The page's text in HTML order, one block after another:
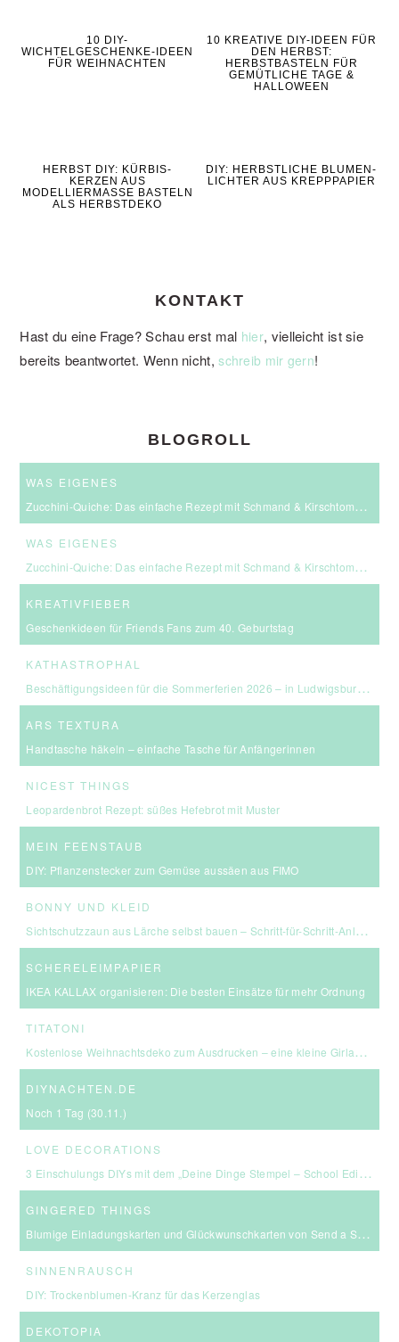
10 DIY-
WICHTELGESCHENKE-IDEEN
FÜR WEIHNACHTEN
10 KREATIVE DIY-IDEEN FÜR
DEN HERBST:
HERBSTBASTELN FÜR
GEMÜTLICHE TAGE &
HALLOWEEN
HERBST DIY: KÜRBIS-
KERZEN AUS
MODELLIERMASSE BASTELN
ALS HERBSTDEKO
DIY: HERBSTLICHE BLUMEN-
LICHTER AUS KREPPPAPIER
KONTAKT
Hast du eine Frage? Schau erst mal hier, vielleicht ist sie
bereits beantwortet. Wenn nicht,schreib mir gern!
BLOGROLL
WAS EIGENES
Zucchini-Quiche: Das einfache Rezept mit Schmand & Kirschtomaten
WAS EIGENES
Zucchini-Quiche: Das einfache Rezept mit Schmand & Kirschtomaten
KREATIVFIEBER
Geschenkideen für Friends Fans zum 40. Geburtstag
KATHASTROPHAL
Beschäftigungsideen für die Sommerferien 2026 – in Ludwigsburg, Stuttgart & Umgebung
ARS TEXTURA
Handtasche häkeln – einfache Tasche für Anfängerinnen
NICEST THINGS
Leopardenbrot Rezept: süßes Hefebrot mit Muster
MEIN FEENSTAUB
DIY: Pflanzenstecker zum Gemüse aussäen aus FIMO
BONNY UND KLEID
Sichtschutzzaun aus Lärche selbst bauen – Schritt-für-Schritt-Anleitung & Kosten
SCHERELEIMPAPIER
IKEA KALLAX organisieren: Die besten Einsätze für mehr Ordnung
TITATONI
Kostenlose Weihnachtsdeko zum Ausdrucken – eine kleine Girlande für euer Zuhause ☆
DIYNACHTEN.DE
Noch 1 Tag (30.11.)
LOVE DECORATIONS
3 Einschulungs DIYs mit dem „Deine Dinge Stempel – School Edition“ #BackToSchool + Gewinnspiel
GINGERED THINGS
Blumige Einladungskarten und Glückwunschkarten von Send a Smile
SINNENRAUSCH
DIY: Trockenblumen-Kranz für das Kerzenglas
DEKOTOPIA